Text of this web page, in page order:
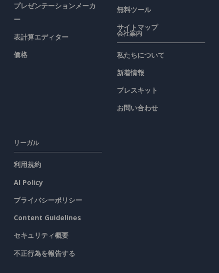
プレゼンテーションメーカ
ー
表計算エディター
価格
無料ツール
サイトマップ
会社案内
私たちについて
新着情報
プレスキット
お問い合わせ
リーガル
利用規約
AI Policy
プライバシーポリシー
Content Guidelines
セキュリティ概要
不正行為を報告する